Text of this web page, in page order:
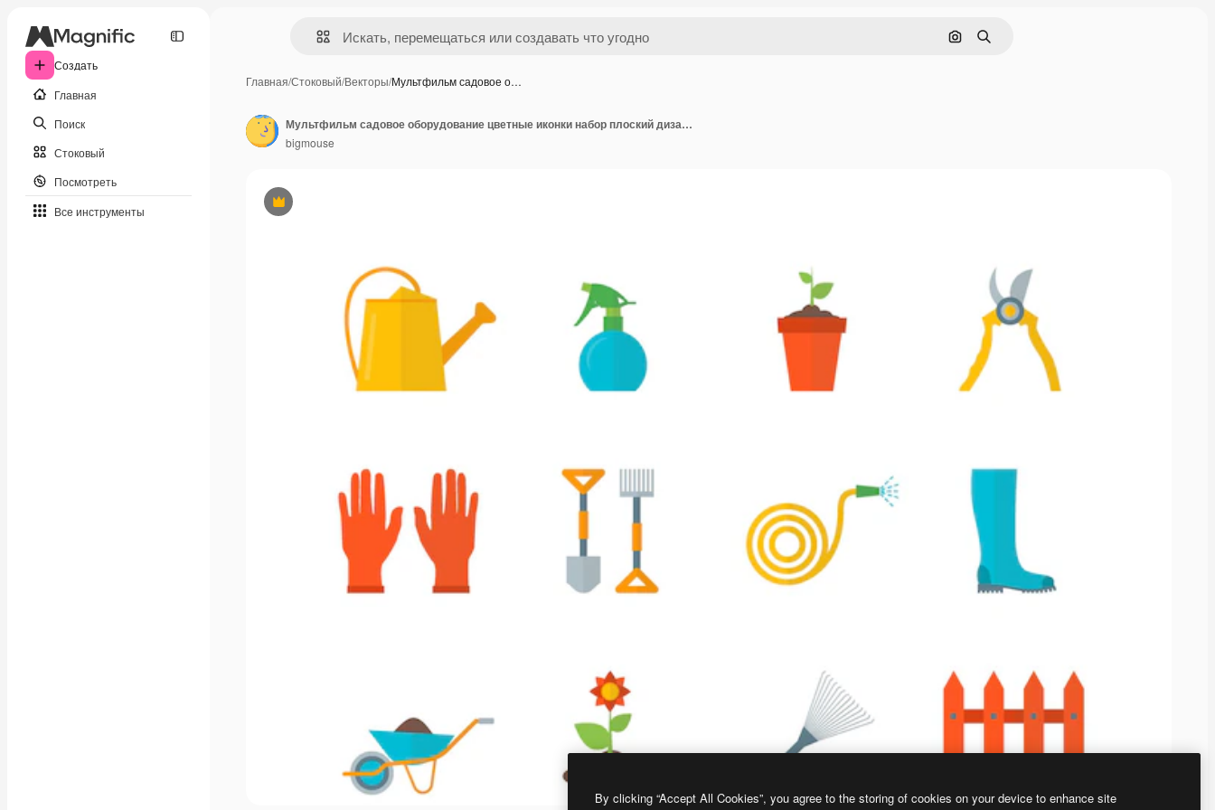
Создать
Главная
Поиск
Стоковый
Посмотреть
Все инструменты
Поиск по изображению
Поиск
Главная/Стоковый/Векторы/Мультфильм садовое о…
Премиум
Мультфильм садовое оборудование цветные иконки набор плоский дизайн элемент фермы. Векторная иллюстрация
bigmouse
By clicking “Accept All Cookies”, you agree to the storing of cookies on your device to enhance site